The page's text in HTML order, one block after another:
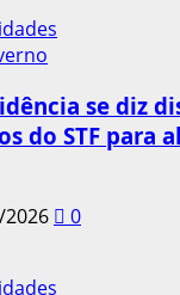
se diz
do STF para
0